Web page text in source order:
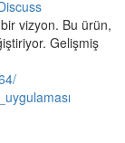
vizyon. Bu ürün,
Gelişmiş